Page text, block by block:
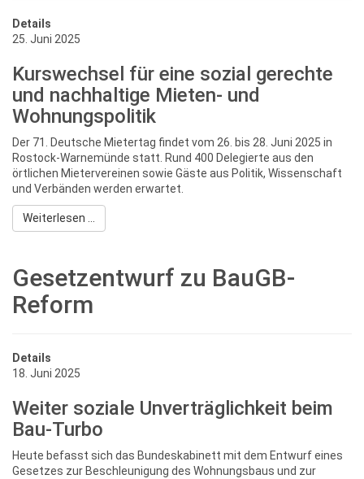
Details
25. Juni 2025
Kurswechsel für eine sozial gerechte
und nachhaltige Mieten- und
Wohnungspolitik
Der 71. Deutsche Mietertag findet vom 26. bis 28. Juni 2025 in
Rostock-Warnemünde statt. Rund 400 Delegierte aus den
örtlichen Mietervereinen sowie Gäste aus Politik, Wissenschaft
und Verbänden werden erwartet.
Weiterlesen ...
Gesetzentwurf zu BauGB-
Reform
Details
18. Juni 2025
Weiter soziale Unverträglichkeit beim
Bau-Turbo
Heute befasst sich das Bundeskabinett mit dem Entwurf eines
Gesetzes zur Beschleunigung des Wohnungsbaus und zur